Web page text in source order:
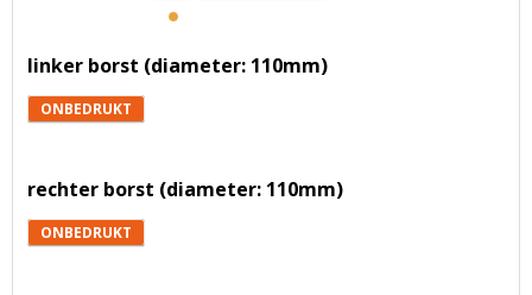
linker borst (diameter: 110mm)
ONBEDRUKT
rechter borst (diameter: 110mm)
ONBEDRUKT